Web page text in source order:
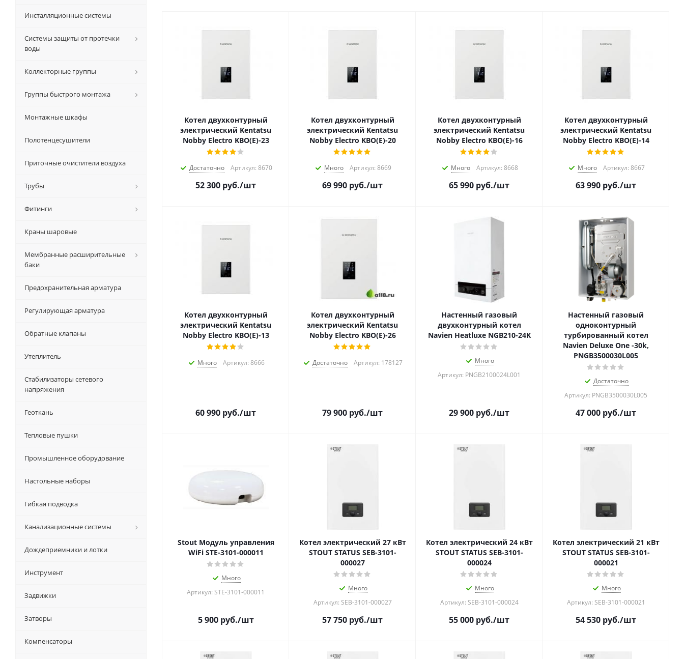
Котел двухконтурный
электрический Kentatsu
Nobby Electro KBO(E)-23
Достаточно Артикул: 8670
52 300 руб./шт
Котел двухконтурный
электрический Kentatsu
Nobby Electro KBO(E)-20
Много Артикул: 8669
69 990 руб./шт
Котел двухконтурный
электрический Kentatsu
Nobby Electro KBO(E)-16
Много Артикул: 8668
65 990 руб./шт
Котел двухконтурный
электрический Kentatsu
Nobby Electro KBO(E)-14
Много Артикул: 8667
63 990 руб./шт
Котел двухконтурный
электрический Kentatsu
Nobby Electro KBO(E)-13
Много Артикул: 8666
60 990 руб./шт
Котел двухконтурный
электрический Kentatsu
Nobby Electro KBO(E)-26
Достаточно Артикул: 178127
79 900 руб./шт
Настенный газовый
двухконтурный котел
Navien Heatluxe NGB210-24K
Много
Артикул: PNGB2100024L001
29 900 руб./шт
Настенный газовый
одноконтурный
турбированный котел
Navien Deluxe One -30k,
PNGB3500030L005
Достаточно
Артикул: PNGB3500030L005
47 000 руб./шт
Stout Модуль управления
WiFi STE-3101-000011
Много
Артикул: STE-3101-000011
5 900руб./шт
Котел электрический 27 кВт
STOUT STATUS SEB-3101-
000027
Много
Артикул: SEB-3101-000027
57 750 руб./шт
Котел электрический 24 кВт
STOUT STATUS SEB-3101-
000024
Много
Артикул: SEB-3101-000024
55 000 руб./шт
Котел электрический 21 кВт
STOUT STATUS SEB-3101-
000021
Много
Артикул: SEB-3101-000021
54 530 руб./шт
Инсталляционные системы
Системы защиты от протечки
воды
Коллекторные группы
Группы быстрого монтажа
Монтажные шкафы
Полотенцесушители
Приточные очистители воздуха
Трубы
Фитинги
Краны шаровые
Мембранные расширительные
баки
Предохранительная арматура
Регулирующая арматура
Обратные клапаны
Утеплитель
Стабилизаторы сетевого
напряжения
Геоткань
Тепловые пушки
Промышленное оборудование
Настольные наборы
Гибкая подводка
Канализационные системы
Дождеприемники и лотки
Инструмент
Задвижки
Затворы
Компенсаторы